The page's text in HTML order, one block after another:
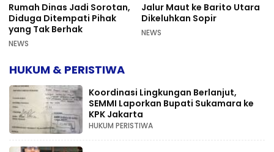
Rumah Dinas Jadi Sorotan,
Diduga Ditempati Pihak
yang Tak Berhak
NEWS
Jalur Maut ke Barito Utara
Dikeluhkan Sopir
NEWS
HUKUM & PERISTIWA
Koordinasi Lingkungan Berlanjut,
SEMMI Laporkan Bupati Sukamara ke
KPK Jakarta
HUKUM PERISTIWA